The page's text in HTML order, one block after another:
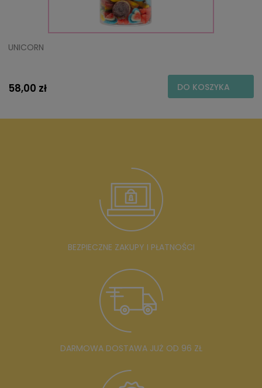
UNICORN
58,00 zł DO KOSZYKA
BEZPIECZNE ZAKUPY I PŁATNOŚCI
DARMOWA DOSTAWA JUŻ OD 96 ZŁ